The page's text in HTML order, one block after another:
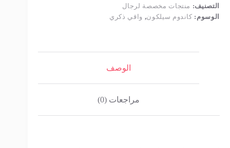
لاتكس
التصنيف: منتجات مخصصة لرجال
الوسوم: كاندوم سيلكون, واقي ذكري
الوصف
مراجعات (0)